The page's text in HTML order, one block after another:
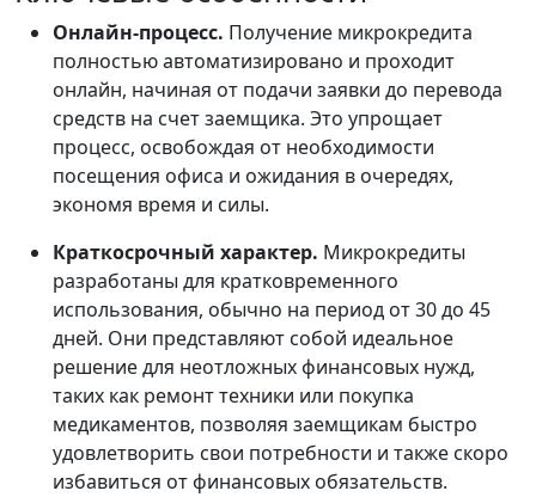
Онлайн-процесс. Получение микрокредита
полностью автоматизировано и проходит
онлайн, начиная от подачи заявки до перевода
средств на счет заемщика. Это упрощает
процесс, освобождая от необходимости
посещения офиса и ожидания в очередях,
экономя время и силы.
Краткосрочный характер. Микрокредиты
разработаны для кратковременного
использования, обычно на период от 30 до 45
дней. Они представляют собой идеальное
решение для неотложных финансовых нужд,
таких как ремонт техники или покупка
медикаментов, позволяя заемщикам быстро
удовлетворить свои потребности и также скоро
избавиться от финансовых обязательств.